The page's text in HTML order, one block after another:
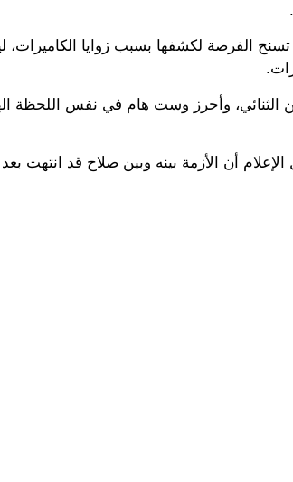
الفرصة لكشفها بسبب زوايا
الثنائي، وأحرز وست هام في نفس اللحظة
أن الأزمة بينه وبين صلاح قد انتهت